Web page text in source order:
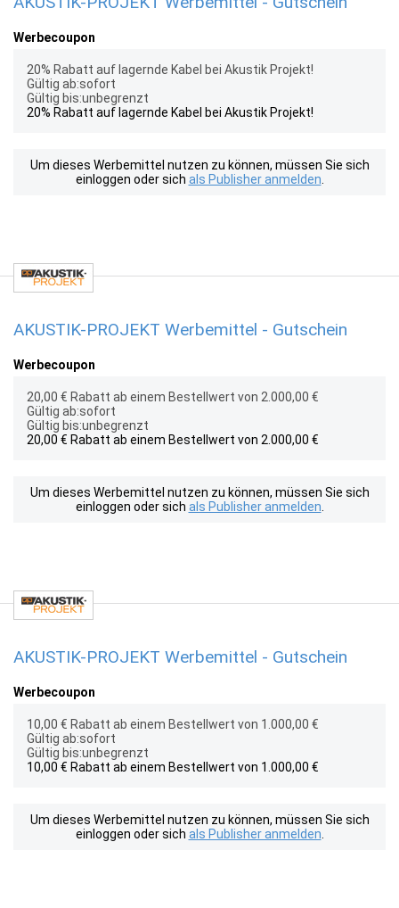
Werbecoupon
20% Rabatt auf lagernde Kabel bei Akustik Projekt!
Gültig ab:sofort
Gültig bis:unbegrenzt
20% Rabatt auf lagernde Kabel bei Akustik Projekt!
Um dieses Werbemittel nutzen zu können, müssen Sie sich
einloggen oder sich als Publisher anmelden
AKUSTIK-PROJEKT Werbemittel - Gutschein
Werbecoupon
20,00 € Rabatt ab einem Bestellwert von 2.000,00 €
Gültig ab:sofort
Gültig bis:unbegrenzt
20,00 € Rabatt ab einem Bestellwert von 2.000,00 €
Um dieses Werbemittel nutzen zu können, müssen Sie sich
einloggen oder sich als Publisher anmelden
AKUSTIK-PROJEKT Werbemittel - Gutschein
Werbecoupon
10,00 € Rabatt ab einem Bestellwert von 1.000,00 €
Gültig ab:sofort
Gültig bis:unbegrenzt
10,00 € Rabatt ab einem Bestellwert von 1.000,00 €
Um dieses Werbemittel nutzen zu können, müssen Sie sich
einloggen oder sich als Publisher anmelden